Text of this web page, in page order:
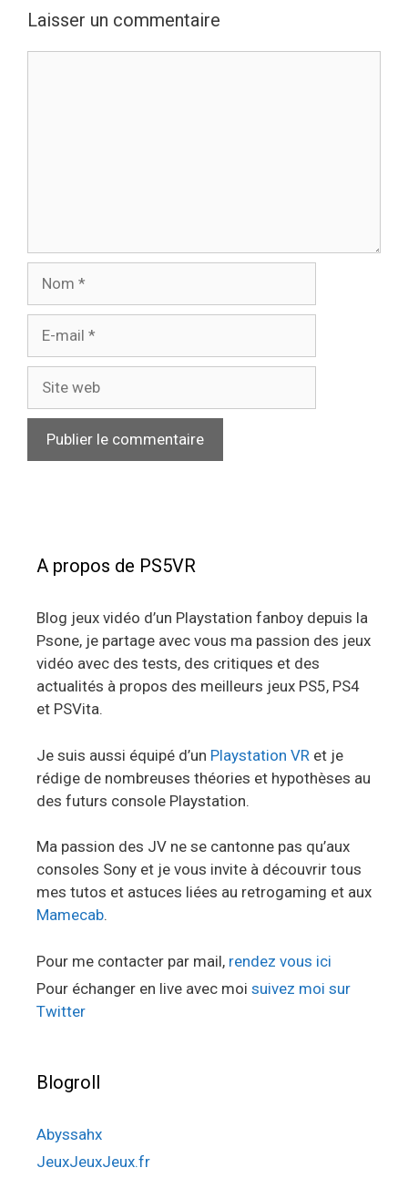
Laisser un commentaire
A propos de PS5VR
Blog jeux vidéo d’un Playstation fanboy depuis la
Psone, je partage avec vous ma passion des jeux
vidéo avec des tests, des critiques et des
actualités à propos des meilleurs jeux PS5, PS4
et PSVita.
Je suis aussi équipé d’un Playstation VR et je
rédige de nombreuses théories et hypothèses au
des futurs console Playstation.
Ma passion des JV ne se cantonne pas qu’aux
consoles Sony et je vous invite à découvrir tous
mes tutos et astuces liées au retrogaming et aux
Mamecab.
Pour me contacter par mail, rendez vous ici
Pour échanger en live avec moi suivez moi sur
Twitter
Blogroll
Abyssahx
JeuxJeuxJeux.fr